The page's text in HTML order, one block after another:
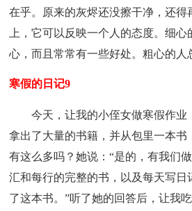
在乎。原来的灰烬还没擦干净，还得
上，它可以反映一个人的态度。细
心，而且常常有一些好处。粗心的人
寒假的日记9
今天，让我的小侄女做寒假作业
拿出了大量的书籍，并从包里一本书
有这么多吗？她说：“是的，有我们
汇和每行的完整的书，以及每天写日
了这本书。”听了她的回答后，让我